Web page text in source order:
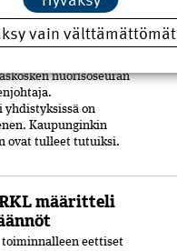
uskaltaa kysyä
Antti Mäkelä, 60, on ollut
nuoriso­seuran
on
Kaupunginkin
ovat tulleet tutuiksi.
määritteli
eettiset
vain välttämättömät